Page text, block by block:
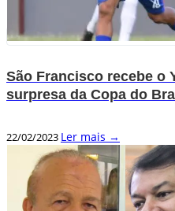
São Francisco recebe o
surpresa da Copa do
22/02/2023 Ler mais →